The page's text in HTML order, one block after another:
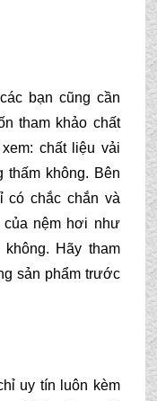
bạn cũng cần
tham khảo chất
chất liệu vải
thấm không. Bên
có chắc chắn và
nệm hơi như
Hãy tham
sản phẩm trước
uy tín luôn kèm